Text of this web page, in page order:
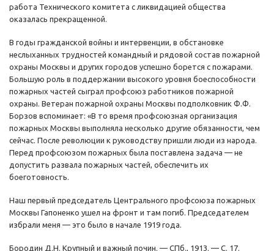
работа Технического комитета с ликвидацией общества
оказалась прекращенной.
В годы гражданской войны и интервенции, в обстановке
неслыханных трудностей командный и рядовой состав пожарной
охраны Москвы и других городов успешно борется с пожарами.
Большую роль в поддержании высокого уровня боеспособности
пожарных частей сыграл профсоюз работников пожарной
охраны. Ветеран пожарной охраны Москвы подполковник Ф.Ф.
Борзов вспоминает: «В то время профсоюзная организация
пожарных Москвы выполняла несколько другие обязанности, чем
сейчас. После революции к руководству пришли люди из народа.
Перед профсоюзом пожарных была поставлена задача — не
допустить развала пожарных частей, обеспечить их
боеготовность.
Наш первый председатель Центрального профсоюза пожарных
Москвы Гапоненко ушел на фронт и там погиб. Председателем
избрали меня — это было в начале 1919 года.
Бородин Д.Н. Крупный и важный почин. — СПб., 1913. — С. 17.